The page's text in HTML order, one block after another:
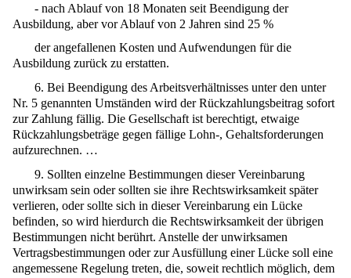
- nach Ablauf von 18 Monaten seit Beendigung der
Ausbildung, aber vor Ablauf von 2 Jahren sind 25 %
der angefallenen Kosten und Aufwendungen für die
Ausbildung zurück zu erstatten.
6. Bei Beendigung des Arbeitsverhältnisses unter den unter
Nr. 5 genannten Umständen wird der Rückzahlungsbeitrag sofort
zur Zahlung fällig. Die Gesellschaft ist berechtigt, etwaige
Rückzahlungsbeträge gegen fällige Lohn-, Gehaltsforderungen
aufzurechnen. …
9. Sollten einzelne Bestimmungen dieser Vereinbarung
unwirksam sein oder sollten sie ihre Rechtswirksamkeit später
verlieren, oder sollte sich in dieser Vereinbarung ein Lücke
befinden, so wird hierdurch die Rechtswirksamkeit der übrigen
Bestimmungen nicht berührt. Anstelle der unwirksamen
Vertragsbestimmungen oder zur Ausfüllung einer Lücke soll eine
angemessene Regelung treten, die, soweit rechtlich möglich, dem